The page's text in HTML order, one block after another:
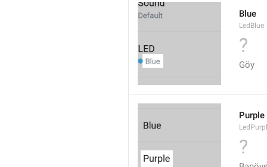
Blue
LedBlue
?
Göy
Purple
?